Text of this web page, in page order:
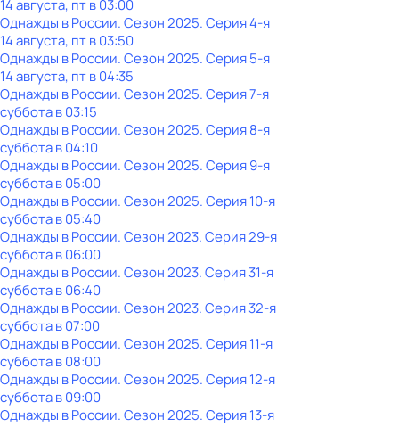
14 августа, пт в 03:00
Однажды в России. Сезон 2025. Серия 4-я
14 августа, пт в 03:50
Однажды в России. Сезон 2025. Серия 5-я
14 августа, пт в 04:35
Однажды в России. Сезон 2025. Серия 7-я
субботав03:15
Однажды в России. Сезон 2025. Серия 8-я
субботав04:10
Однажды в России. Сезон 2025. Серия 9-я
субботав05:00
Однажды в России. Сезон 2025. Серия 10-я
субботав05:40
Однажды в России. Сезон 2023. Серия 29-я
субботав06:00
Однажды в России. Сезон 2023. Серия 31-я
субботав06:40
Однажды в России. Сезон 2023. Серия 32-я
субботав07:00
Однажды в России. Сезон 2025. Серия 11-я
субботав08:00
Однажды в России. Сезон 2025. Серия 12-я
субботав09:00
Однажды в России. Сезон 2025. Серия 13-я